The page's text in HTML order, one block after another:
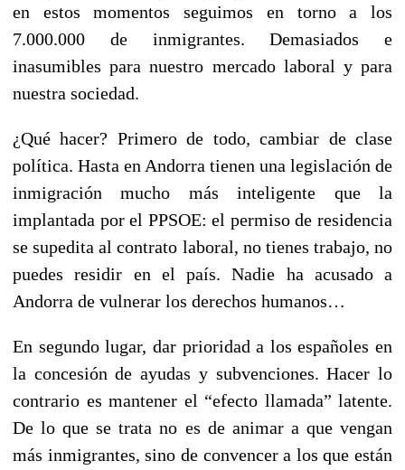
en estos momentos seguimos en torno a los
7.000.000 de inmigrantes. Demasiados e
inasumibles para nuestro mercado laboral y para
nuestra sociedad.
¿Qué hacer? Primero de todo, cambiar de clase
política. Hasta en Andorra tienen una legislación de
inmigración mucho más inteligente que la
implantada por el PPSOE: el permiso de residencia
se supedita al contrato laboral, no tienes trabajo, no
puedes residir en el país. Nadie ha acusado a
Andorra de vulnerar los derechos humanos…
En segundo lugar, dar prioridad a los españoles en
la concesión de ayudas y subvenciones. Hacer lo
contrario es mantener el “efecto llamada” latente.
De lo que se trata no es de animar a que vengan
más inmigrantes, sino de convencer a los que están